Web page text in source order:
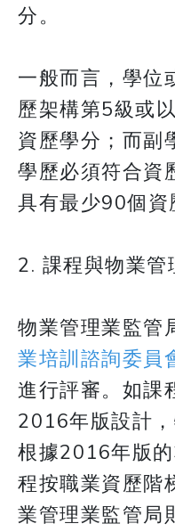
分。
一般而言，學位
歷架構第5級或
資歷學分；而副
學歷必須符合資
具有最少90個資
​​​​​​​2. 課程與物業管
物業管理業監管
業培訓諮詢委員
進行評審。如課
2016年版設計
根據2016年版
程按職業資歷階
業管理業監管局